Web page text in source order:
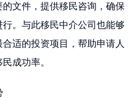
文件，提供移民咨询，确保
。与此移民中介公司也能够
适的投资项目，帮助申请人
成功率。